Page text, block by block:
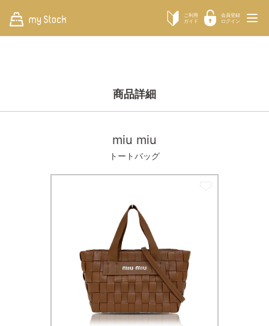
ご利用
ガイド
会員登録
ログイン
商品詳細
miu miu
トートバッグ